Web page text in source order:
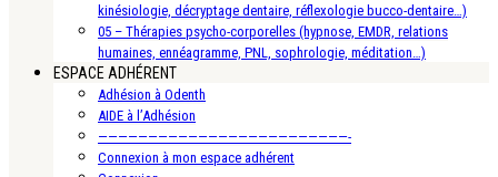
kinésiologie, décryptage dentaire, réflexologie bucco-dentaire…)
05 – Thérapies psycho-corporelles (hypnose, EMDR, relations
humaines, ennéagramme, PNL, sophrologie, méditation…)
ESPACE ADHÉRENT
Adhésion à Odenth
AIDE à l’Adhésion
—————————————————————————-
Connexion à mon espace adhérent